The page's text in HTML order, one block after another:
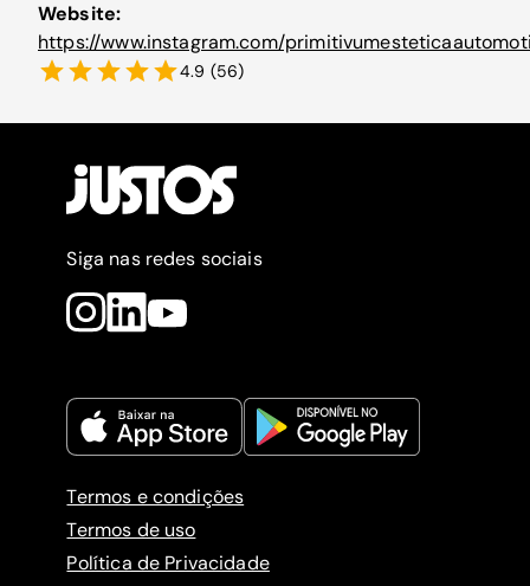
Website:
https://www.instagram.com/
4.9 (56)
Siga nas redes sociais
Termos e condições
Termos de uso
Política de Privacidade